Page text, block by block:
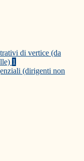
di vertice (da
1
(dirigenti non